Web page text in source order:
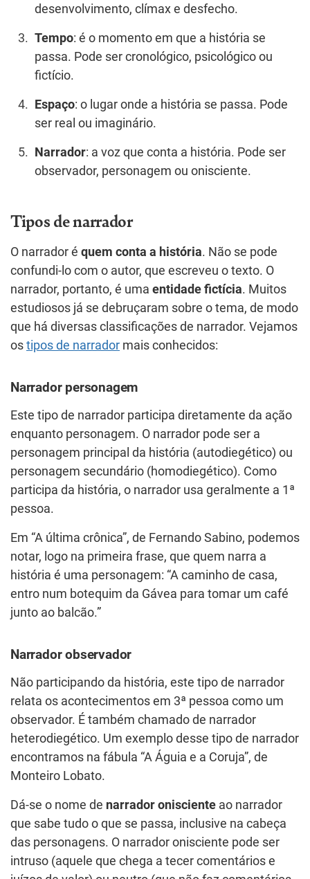
desenvolvimento, clímax e desfecho.
Tempo: é o momento em que a história se
passa. Pode ser cronológico, psicológico ou
fictício.
Espaço: o lugar onde a história se passa. Pode
ser real ou imaginário.
Narrador: a voz que conta a história. Pode ser
observador, personagem ou onisciente.
Tipos de narrador
O narrador é quem conta a história. Não se pode
confundi-lo com o autor, que escreveu o texto. O
narrador, portanto, é uma entidade fictícia. Muitos
estudiosos já se debruçaram sobre o tema, de modo
que há diversas classificações de narrador. Vejamos
os tipos de narrador mais conhecidos:
Narrador personagem
Este tipo de narrador participa diretamente da ação
enquanto personagem. O narrador pode ser a
personagem principal da história (autodiegético) ou
personagem secundário (homodiegético). Como
participa da história, o narrador usa geralmente a 1ª
pessoa.
Em “A última crônica”, de Fernando Sabino, podemos
notar, logo na primeira frase, que quem narra a
história é uma personagem: “A caminho de casa,
entro num botequim da Gávea para tomar um café
junto ao balcão.”
Narrador observador
Não participando da história, este tipo de narrador
relata os acontecimentos em 3ª pessoa como um
observador. É também chamado de narrador
heterodiegético. Um exemplo desse tipo de narrador
encontramos na fábula “A Águia e a Coruja”, de
Monteiro Lobato.
Dá-se o nome de narrador onisciente ao narrador
que sabe tudo o que se passa, inclusive na cabeça
das personagens. O narrador onisciente pode ser
intruso (aquele que chega a tecer comentários e